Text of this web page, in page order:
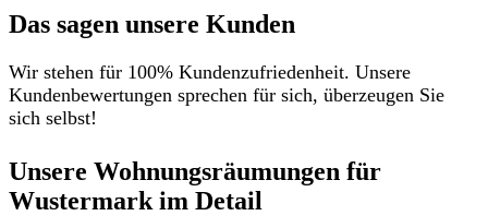
Das sagen unsere Kunden
Wir stehen für 100% Kundenzufriedenheit. Unsere
Kundenbewertungen sprechen für sich, überzeugen Sie
sich selbst!
Unsere Wohnungsräumungen für
Wustermark im Detail​